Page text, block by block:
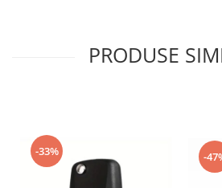
PRODUSE
-33% -